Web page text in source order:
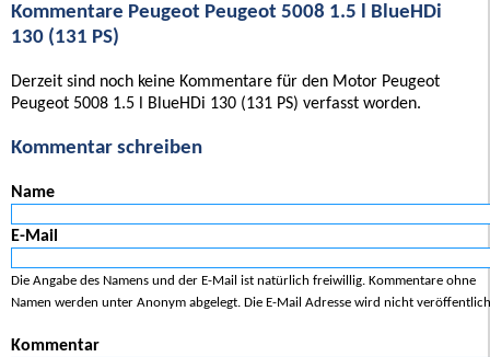
Kommentare Peugeot Peugeot 5008 1.5 l BlueHDi
130 (131 PS)
Derzeit sind noch keine Kommentare für den Motor Peugeot
Peugeot 5008 1.5 l BlueHDi 130 (131 PS) verfasst worden.
Kommentar schreiben
Name
E-Mail
Die Angabe des Namens und der E-Mail ist natürlich freiwillig. Kommentare ohne
Namen werden unter Anonym abgelegt. Die E-Mail Adresse wird nicht
Kommentar